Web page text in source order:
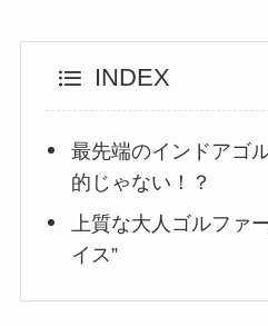
INDEX
最先端のインドアゴ
的じゃない！？
上質な大人ゴルファ
イス”